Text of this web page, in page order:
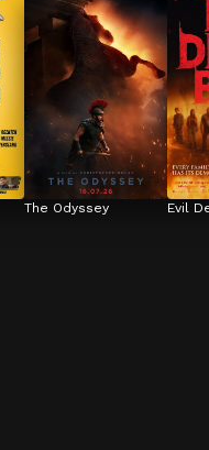
The Odyssey Evil